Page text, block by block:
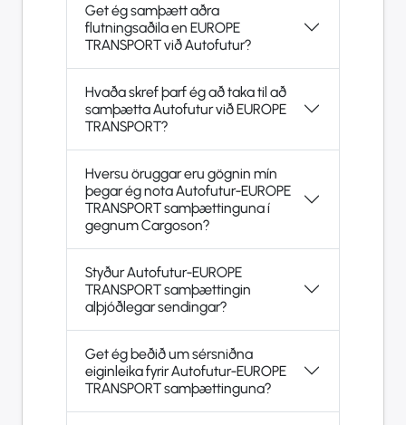
Get ég samþætt aðra
flutningsaðila en EUROPE
TRANSPORT við Autofutur?
Hvaða skref þarf ég að taka til að
samþætta Autofutur við EUROPE
TRANSPORT?
Hversu öruggar eru gögnin mín
þegar ég nota Autofutur-EUROPE
TRANSPORT samþættinguna í
gegnum Cargoson?
Styður Autofutur-EUROPE
TRANSPORT samþættingin
alþjóðlegar sendingar?
Get ég beðið um sérsniðna
eiginleika fyrir Autofutur-EUROPE
TRANSPORT samþættinguna?